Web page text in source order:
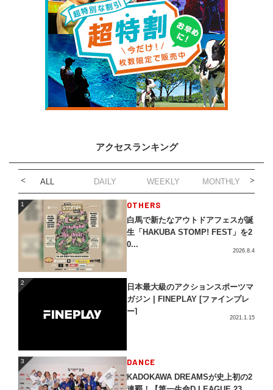
アクセスランキング
ALL DAILY WEEKLY MONTHLY
1 OTHERS
白馬で新たなアウトドアフェスが誕
生「HAKUBA STOMP! FEST」を2
0...
2026.8.4
2
日本最大級のアクションスポーツマ
ガジン | FINEPLAY [ファインプレ
ー]
2021.1.15
3 DANCE
KADOKAWA DREAMSが史上初の2